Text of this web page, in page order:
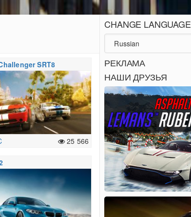
SRT8
25 566
CHANGE LANGUAGE
РЕКЛАМА
НАШИ ДРУЗЬЯ